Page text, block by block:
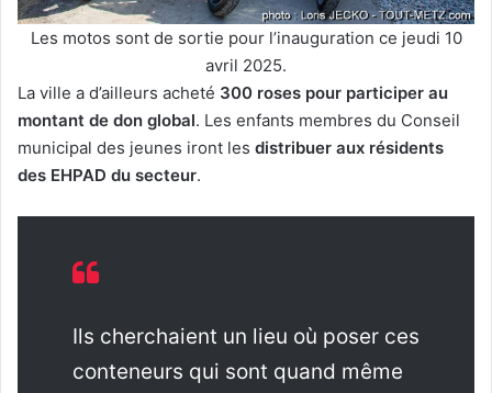
Les motos sont de sortie pour l’inauguration ce jeudi 10
avril 2025.
La ville a d’ailleurs acheté 300 roses pour participer au
montant de don global. Les enfants membres du Conseil
municipal des jeunes iront les distribuer aux résidents
des EHPAD du secteur.
Ils cherchaient un lieu où poser ces
conteneurs qui sont quand même